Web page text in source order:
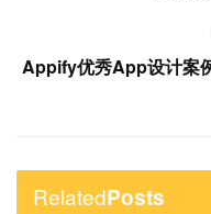
Appify优秀App设计案
RelatedPosts